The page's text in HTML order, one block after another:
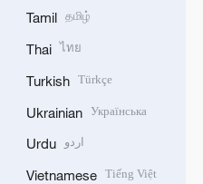
Tamil தமிழ்
Thai ไทย
Turkish Türkçe
Ukrainian Українська
Urdu اردو
Vietnamese Tiếng Việt